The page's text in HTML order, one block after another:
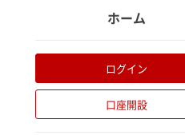
ホーム
ログイン
口座開設